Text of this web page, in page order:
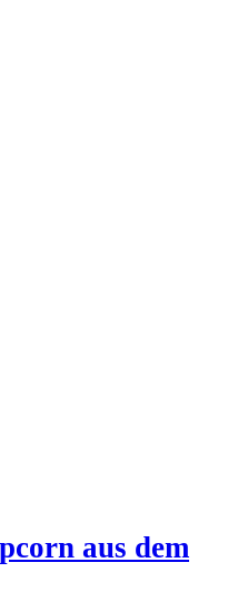
aus dem